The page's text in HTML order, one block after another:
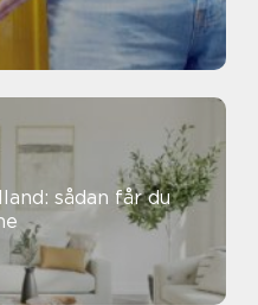
sådan får du